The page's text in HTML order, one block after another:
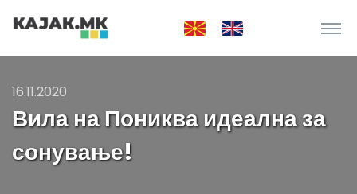
16.11.2020
Вила на Пониква идеална за
сонување!